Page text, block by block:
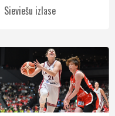
Sieviešu izlase